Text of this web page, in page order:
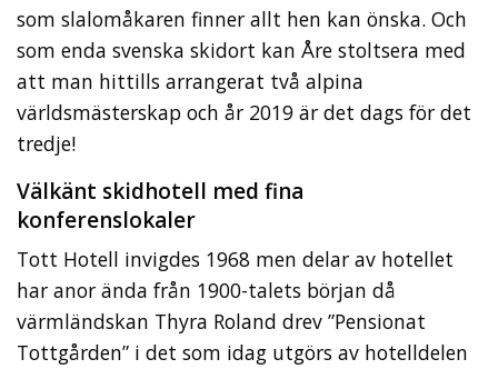
som slalomåkaren finner allt hen kan önska. Och
som enda svenska skidort kan Åre stoltsera med
att man hittills arrangerat två alpina
världsmästerskap och år 2019 är det dags för det
tredje!
Välkänt skidhotell med fina
konferenslokaler
Tott Hotell invigdes 1968 men delar av hotellet
har anor ända från 1900-talets början då
värmländskan Thyra Roland drev ”Pensionat
Tottgården” i det som idag utgörs av hotelldelen